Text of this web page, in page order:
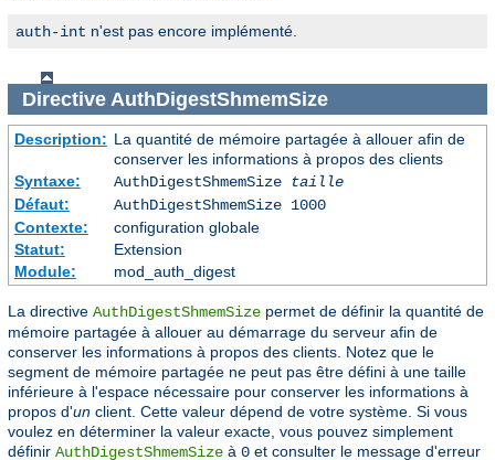
auth-int n'est pas encore implémenté.
Directive AuthDigestShmemSize
Description: La quantité de mémoire partagée à allouer afin de
conserver les informations à propos des clients
Syntaxe:
AuthDigestShmemSize
taille
Défaut:
AuthDigestShmemSize 1000
Contexte:
configuration globale
Statut:
Extension
Module:
mod_auth_digest
La directive AuthDigestShmemSize permet de définir la quantité de
mémoire partagée à allouer au démarrage du serveur afin de
conserver les informations à propos des clients. Notez que le
segment de mémoire partagée ne peut pas être défini à une taille
inférieure à l'espace nécessaire pour conserver les informations à
propos d'un client. Cette valeur dépend de votre système. Si vous
voulez en déterminer la valeur exacte, vous pouvez simplement
définir AuthDigestShmemSize à 0 et consulter le message d'erreur